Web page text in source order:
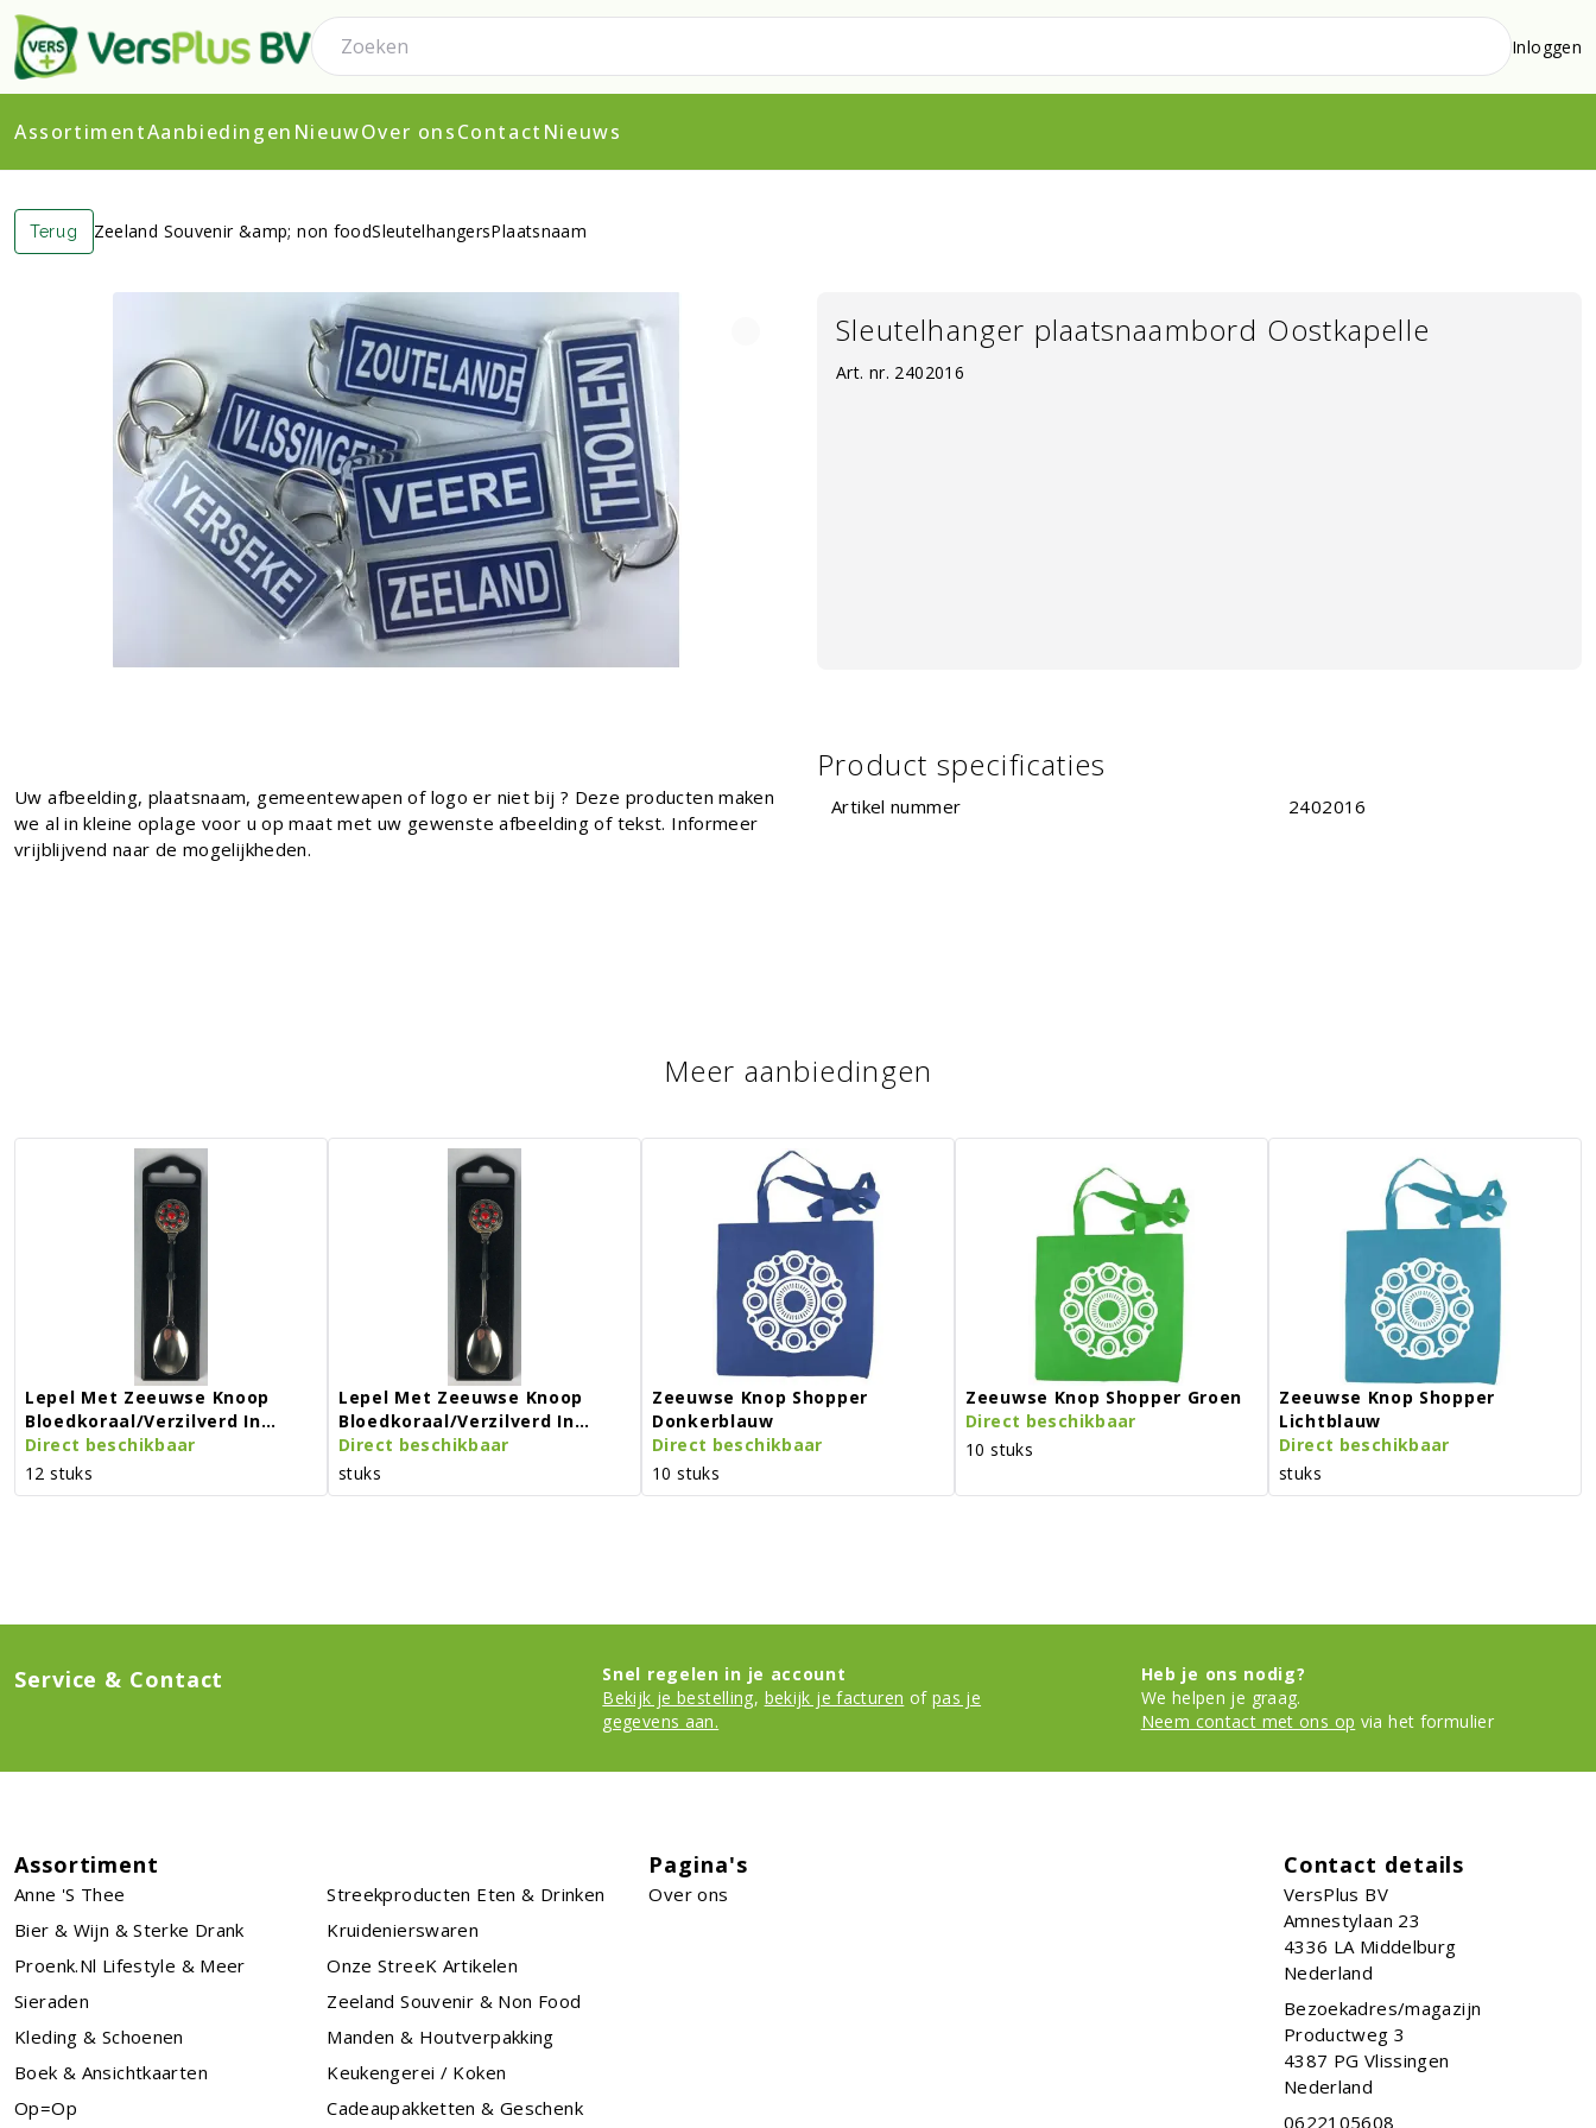
Inloggen
AssortimentAanbiedingen NieuwOver onsContact Nieuws
Terug Zeeland Souvenir &amp; non foodSleutelhangersPlaatsnaam
Sleutelhanger plaatsnaambord Oostkapelle
Art. nr. 2402016
Uw afbeelding, plaatsnaam, gemeentewapen of logo er niet bij ? Deze producten maken
we al in kleine oplage voor u op maat met uw gewenste afbeelding of tekst. Informeer
vrijblijvend naar de mogelijkheden.
Product specificaties
Artikel nummer 2402016
Meer aanbiedingen
Lepel Met Zeeuwse Knoop
Bloedkoraal/verzilverd In
Doosje
Direct beschikbaar
12 stuks
Lepel Met Zeeuwse Knoop
Bloedkoraal/verzilverd In
Doosje
Direct beschikbaar
stuks
Zeeuwse Knop Shopper
Donkerblauw
Direct beschikbaar
10 stuks
Zeeuwse Knop Shopper Groen
Direct beschikbaar
10 stuks
Zeeuwse Knop Shopper
Lichtblauw
Direct beschikbaar
stuks
Service & Contact
Snel regelen in je account
Bekijk je bestelling, bekijk je facturen of pas je
gegevens aan.
Heb je ons nodig?
We helpen je graag.
Neem contact met ons op via het formulier
Assortiment
Anne 's Thee
Streekproducten Eten & Drinken
Bier & Wijn & Sterke Drank
Kruidenierswaren
Proenk.nl Lifestyle & Meer
Onze StreeK Artikelen
Sieraden
Zeeland Souvenir & Non Food
Kleding & Schoenen
Manden & Houtverpakking
Boek & Ansichtkaarten
Keukengerei / Koken
Op=Op
Cadeaupakketten & Geschenk
Pagina's
Over ons
Contact details
VersPlus BV
Amnestylaan 23
4336 LA Middelburg
Nederland
Bezoekadres/magazijn
Productweg 3
4387 PG Vlissingen
Nederland
0622105608